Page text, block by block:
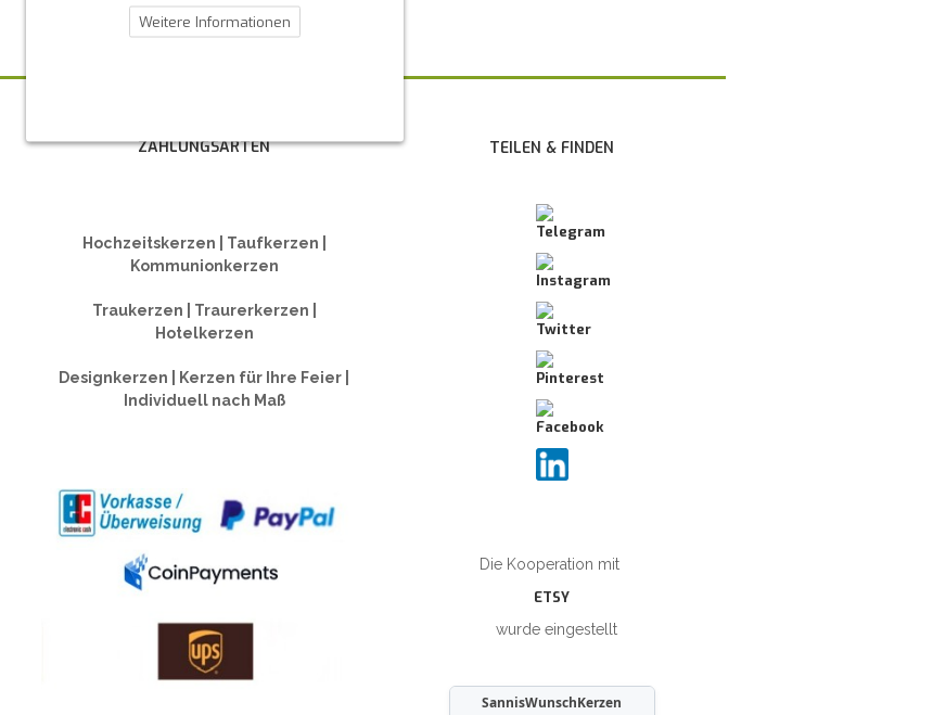
ZAHLUNGSARTEN
Hochzeitskerzen | Taufkerzen |
Kommunionkerzen
Traukerzen | Traurerkerzen |
Hotelkerzen
Designkerzen | Kerzen für Ihre Feier |
Individuell nach Maß
TEILEN & FINDEN
Die Kooperation mit
ETSY
wurde eingestellt
SannisWunschKerzen
Weitere Informationen